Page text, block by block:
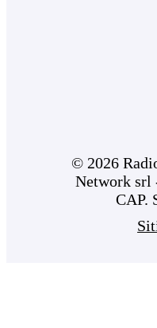
© 2026
Network srl
CAP.